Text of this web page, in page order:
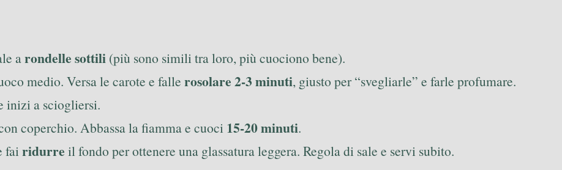
arondelle sottili (più sono simili tra loro, più cuociono bene).
medio. Versa le carote e falle rosolare 2-3 minuti, giusto per “svegliarle” e farle profumare.
inizi a sciogliersi.
coperchio. Abbassa la fiamma e cuoci 15-20 minuti.
fairidurre il fondo per ottenere una glassatura leggera. Regola di sale e servi subito.